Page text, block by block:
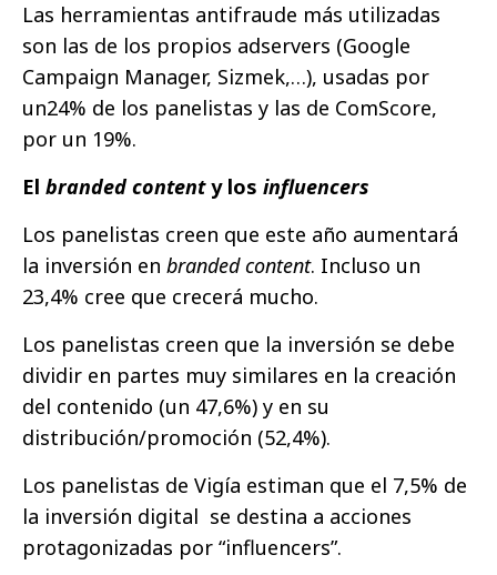
Las herramientas antifraude más utilizadas
son las de los propios adservers (Google
Campaign Manager, Sizmek,…), usadas por
un24% de los panelistas y las de ComScore,
por un 19%.
El branded contenty los influencers
Los panelistas creen que este año aumentará
la inversión en branded content. Incluso un
23,4% cree que crecerá mucho.
Los panelistas creen que la inversión se debe
dividir en partes muy similares en la creación
del contenido (un 47,6%) y en su
distribución/promoción (52,4%).
Los panelistas de Vigía estiman que el 7,5% de
la inversión digital se destina a acciones
protagonizadas por “influencers”.